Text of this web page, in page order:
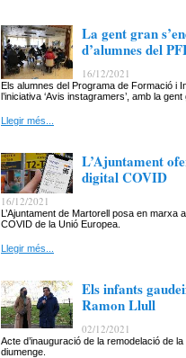
La gent gran
d’alumnes del
16/12/2021
Els alumnes del Programa de Formació i
l’iniciativa ‘Avis instagramers’, amb la
Llegir més...
L’Ajuntament
digital COVID
16/12/2021
L’Ajuntament de Martorell posa en marxa
COVID de la Unió Europea.
Llegir més...
Els infants
Ramon Llull
02/12/2021
Acte d’inauguració de la remodelació de
diumenge.